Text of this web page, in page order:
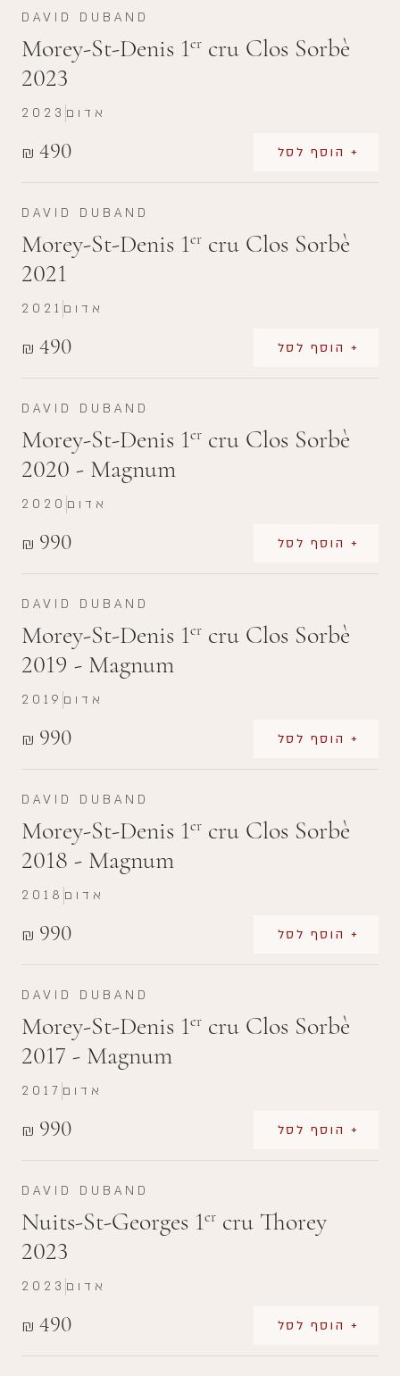
DAVID DUBAND
Morey-St-Denis 1er cru Clos Sorbè
2023
₪ 490 + הוסף לסל
2023 אדום
DAVID DUBAND
Morey-St-Denis 1er cru Clos Sorbè
2021
₪ 490 + הוסף לסל
2021 אדום
DAVID DUBAND
Morey-St-Denis 1er cru Clos Sorbè
2020 - Magnum
₪ 990 + הוסף לסל
2020 אדום
DAVID DUBAND
Morey-St-Denis 1er cru Clos Sorbè
2019 - Magnum
₪ 990 + הוסף לסל
2019 אדום
DAVID DUBAND
Morey-St-Denis 1er cru Clos Sorbè
2018 - Magnum
₪ 990 + הוסף לסל
2018 אדום
DAVID DUBAND
Morey-St-Denis 1er cru Clos Sorbè
2017 - Magnum
₪ 990 + הוסף לסל
2017 אדום
DAVID DUBAND
Nuits-St-Georges 1er cru Thorey
2023
₪ 490 + הוסף לסל
2023 אדום